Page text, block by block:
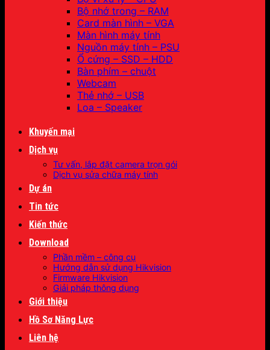
Bộ nhớ trong – RAM
Card màn hình – VGA
Màn hình máy tính
Nguồn máy tính – PSU
Ổ cứng – SSD – HDD
Bàn phím – chuột
Webcam
Thẻ nhớ – USB
Loa – Speaker
Khuyến mại
Dịch vụ
Tư vấn, lắp đặt camera trọn gói
Dịch vụ sửa chữa máy tính
Dự án
Tin tức
Kiến thức
Download
Phần mềm – công cụ
Hướng dẫn sử dụng Hikvision
Firmware Hikvision
Giải pháp thông dụng
Giới thiệu
Hồ Sơ Năng Lực
Liên hệ